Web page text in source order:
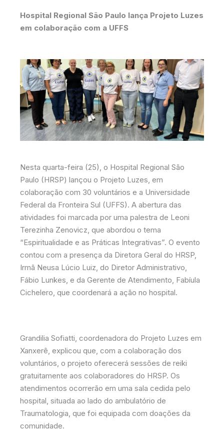
Hospital Regional São Paulo lança Projeto Luzes
em colaboração com a UFFS
Nesta quarta-feira (25), o Hospital Regional São
Paulo (HRSP) lançou o Projeto Luzes, em
colaboração com 30 voluntários e a Universidade
Federal da Fronteira Sul (UFFS). A abertura das
atividades foi marcada por uma palestra de Leoni
Terezinha Zenovicz, que abordou o tema
“Espiritualidade e as Práticas Integrativas”. O evento
contou com a presença da Diretora Geral do HRSP,
Irmã Neusa Lúcio Luiz, do Diretor Administrativo,
Fábio Lunkes, e da Gerente de Atendimento, Fabíula
Cichelero, que coordenará a ação no hospital.
Grandilia Sofiatti, coordenadora do Projeto Luzes em
Xanxerê, explicou que, com a colaboração dos
voluntários, o projeto oferecerá sessões de reiki
gratuitamente aos colaboradores do HRSP. Os
atendimentos ocorrerão em uma sala cedida pelo
hospital, situada ao lado do ambulatório de
Traumatologia, que foi equipada com doações da
comunidade.